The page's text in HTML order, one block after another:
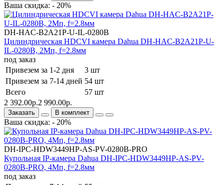
Ваша скидка: - 20%
DH-HAC-B2A21P-U-IL-0280B
Цилиндрическая HDCVI камера Dahua DH-HAC-B2A21P-U-
IL-0280B, 2Мп, f=2.8мм
под заказ
Привезем за 1-2 дня
3 шт
Привезем за 7-14 дней 54 шт
Всего
57 шт
2 392.00р.2 990.00р.
Заказать В комплект
Ваша скидка: - 20%
DH-IPC-HDW3449HP-AS-PV-0280B-PRO
Купольная IP-камера Dahua DH-IPC-HDW3449HP-AS-PV-
0280B-PRO, 4Мп, f=2.8мм
под заказ